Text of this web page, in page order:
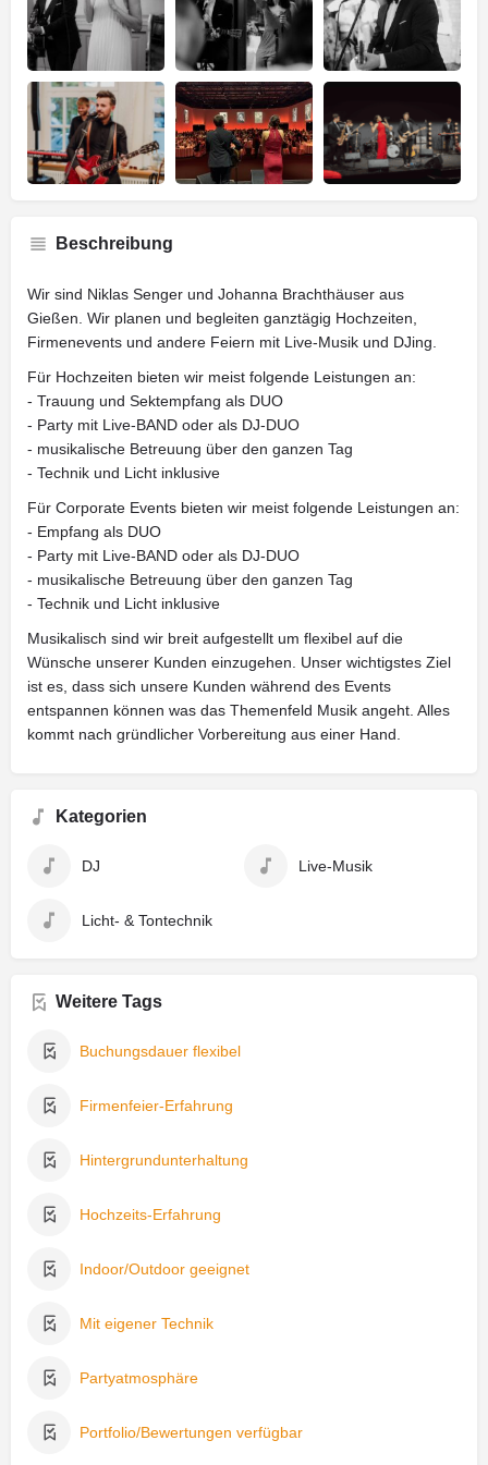
Beschreibung
Wir sind Niklas Senger und Johanna Brachthäuser aus
Gießen. Wir planen und begleiten ganztägig Hochzeiten,
Firmenevents und andere Feiern mit Live-Musik und DJing.
Für Hochzeiten bieten wir meist folgende Leistungen an:
- Trauung und Sektempfang als DUO
- Party mit Live-BAND oder als DJ-DUO
- musikalische Betreuung über den ganzen Tag
- Technik und Licht inklusive
Für Corporate Events bieten wir meist folgende Leistungen an:
- Empfang als DUO
- Party mit Live-BAND oder als DJ-DUO
- musikalische Betreuung über den ganzen Tag
- Technik und Licht inklusive
Musikalisch sind wir breit aufgestellt um flexibel auf die
Wünsche unserer Kunden einzugehen. Unser wichtigstes Ziel
ist es, dass sich unsere Kunden während des Events
entspannen können was das Themenfeld Musik angeht. Alles
kommt nach gründlicher Vorbereitung aus einer Hand.
Kategorien
DJ Live-Musik
Licht- & Tontechnik
Weitere Tags
Buchungsdauer flexibel
Firmenfeier-Erfahrung
Hintergrundunterhaltung
Hochzeits-Erfahrung
Indoor/Outdoor geeignet
Mit eigener Technik
Partyatmosphäre
Portfolio/Bewertungen verfügbar